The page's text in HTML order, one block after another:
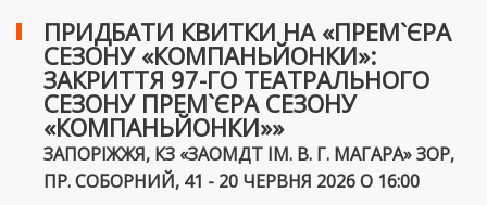
ПРИДБАТИ КВИТКИ НА «ПРЕМ`ЄРА
СЕЗОНУ «КОМПАНЬЙОНКИ»:
ЗАКРИТТЯ 97-ГО ТЕАТРАЛЬНОГО
СЕЗОНУ ПРЕМ`ЄРА СЕЗОНУ
«КОМПАНЬЙОНКИ»»
ЗАПОРІЖЖЯ, КЗ «ЗАОМДТ ІМ. В. Г. МАГАРА» ЗОР,
ПР. СОБОРНИЙ, 41 - 20 ЧЕРВНЯ 2026 О 16:00